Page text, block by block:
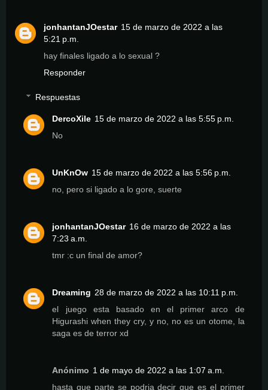
jonhantanJOestar 15 de marzo de 2022 a las
5:21 p.m.
hay finales ligado a lo sexual ?
Responder
Respuestas
DercoXile 15 de marzo de 2022 a las 5:55 p.m.
No
UnKnOw 15 de marzo de 2022 a las 5:56 p.m.
no, pero si ligado a lo gore, suerte
jonhantanJOestar 16 de marzo de 2022 a las
7:23 a.m.
tmr :c un final de amor?
Dreaming 28 de marzo de 2022 a las 10:11 p.m.
el juego esta basado en el primer arco de
Higurashi when they cry, y no, no es un otome, la
saga es de terror xd
Anónimo 1 de mayo de 2022 a las 1:07 a.m.
hasta que parte se podria decir que es el primer